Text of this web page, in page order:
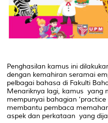
Penghasilan kamus ini
dengan kemahiran seramai
pelbagai bahasa di Fakulti
Menariknya lagi, kamus yang
mempunyai bahagian
membantu pembaca
aspek dan perkataan yang